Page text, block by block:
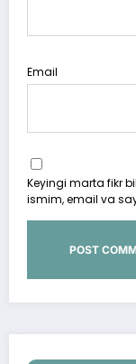
Email
Keyingi marta fikr
ismim, email va